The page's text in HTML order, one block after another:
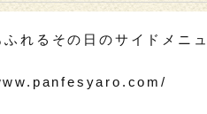
ふれるその日のサイドメニ